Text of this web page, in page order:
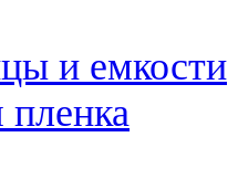
и емкости